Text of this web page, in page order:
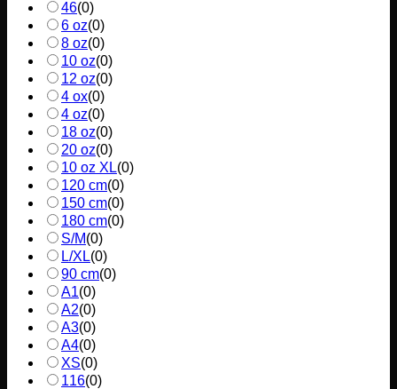
46(0)
6 oz(0)
8 oz(0)
10 oz(0)
12 oz(0)
4 ox(0)
4 oz(0)
18 oz(0)
20 oz(0)
10 oz XL(0)
120 cm(0)
150 cm(0)
180 cm(0)
S/M(0)
L/XL(0)
90 cm(0)
A1(0)
A2(0)
A3(0)
A4(0)
XS(0)
116(0)